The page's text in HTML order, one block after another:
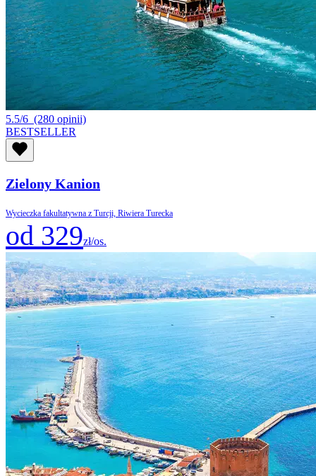
5.5/6 (280 opinii)
BESTSELLER
Zielony Kanion
Wycieczka fakultatywna z Turcji, Riwiera Turecka
od 329zł/os.